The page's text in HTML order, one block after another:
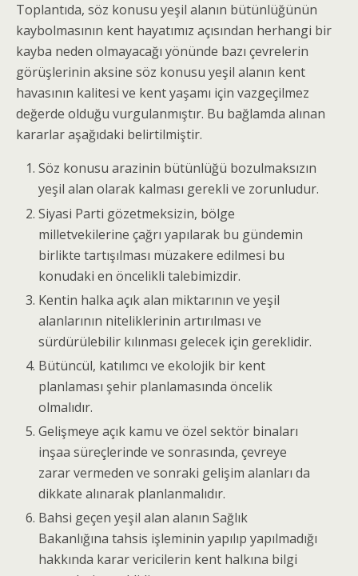
Toplantıda, söz konusu yeşil alanın bütünlüğünün
kaybolmasının kent hayatımız açısından herhangi bir
kayba neden olmayacağı yönünde bazı çevrelerin
görüşlerinin aksine söz konusu yeşil alanın kent
havasının kalitesi ve kent yaşamı için vazgeçilmez
değerde olduğu vurgulanmıştır. Bu bağlamda alınan
kararlar aşağıdaki belirtilmiştir.
Söz konusu arazinin bütünlüğü bozulmaksızın
yeşil alan olarak kalması gerekli ve zorunludur.
Siyasi Parti gözetmeksizin, bölge
milletvekilerine çağrı yapılarak bu gündemin
birlikte tartışılması müzakere edilmesi bu
konudaki en öncelikli talebimizdir.
Kentin halka açık alan miktarının ve yeşil
alanlarının niteliklerinin artırılması ve
sürdürülebilir kılınması gelecek için gereklidir.
Bütüncül, katılımcı ve ekolojik bir kent
planlaması şehir planlamasında öncelik
olmalıdır.
Gelişmeye açık kamu ve özel sektör binaları
inşaa süreçlerinde ve sonrasında, çevreye
zarar vermeden ve sonraki gelişim alanları da
dikkate alınarak planlanmalıdır.
Bahsi geçen yeşil alan alanın Sağlık
Bakanlığına tahsis işleminin yapılıp yapılmadığı
hakkında karar vericilerin kent halkına bilgi